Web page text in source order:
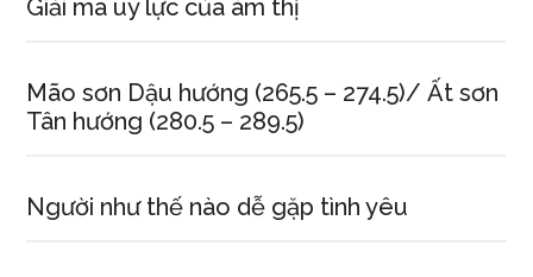
Giải mã uy lực của ám thị
Mão sơn Dậu hướng (265.5 – 274.5)/ Ất sơn
Tân hướng (280.5 – 289.5)
Người như thế nào dễ gặp tình yêu